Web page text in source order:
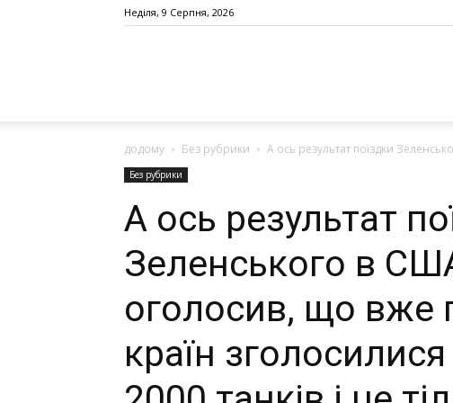
Неділя, 9 Серпня, 2026
додому Без рубрики А ось результат поїздки
Без рубрики
А ось результат
Зеленського в
оголосив, що вже
країн